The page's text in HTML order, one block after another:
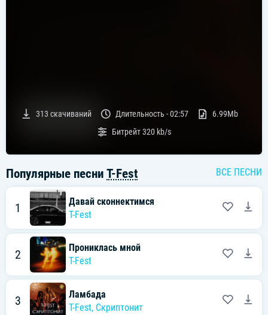
313 скачиваний Длительность -02:57
6.99Mb
Битрейт320 kb/s
Популярные песни T-Fest ВСЕ ПЕСНИ
1
Давай сконнектимся
T-Fest
2
Прониклась мной
T-Fest
3
Ламбада
T-Fest, Скриптонит